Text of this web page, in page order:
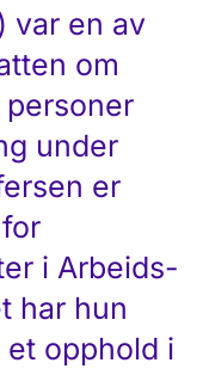
var en av
om
under
er
i Arbeids-
har hun
opphold i